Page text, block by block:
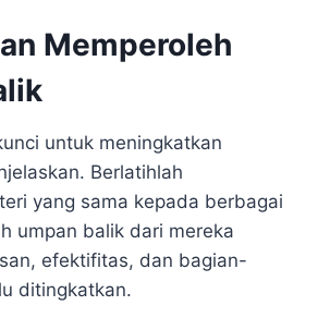
Memperoleh
untuk meningkatkan
Berlatihlah
yang sama kepada berbagai
umpan balik dari mereka
efektifitas, dan bagian-
ditingkatkan.